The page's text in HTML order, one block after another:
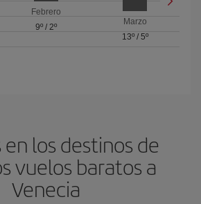
Febrero
9º/ 2º
Marzo
13º/ 5º
los destinos de
vuelos baratos a
Venecia